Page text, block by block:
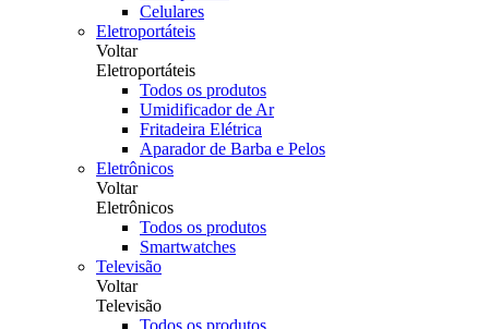
Celulares
Eletroportáteis
Voltar
Eletroportáteis
Todos os produtos
Umidificador de Ar
Fritadeira Elétrica
Aparador de Barba e Pelos
Eletrônicos
Voltar
Eletrônicos
Todos os produtos
Smartwatches
Televisão
Voltar
Televisão
Todos os produtos